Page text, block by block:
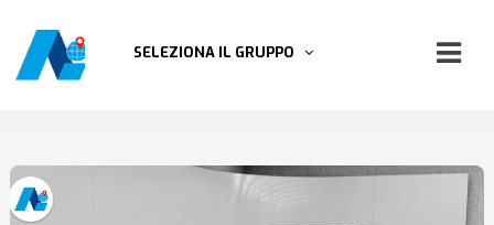
SELEZIONA IL GRUPPO